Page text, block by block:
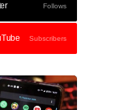
Follows
Subscribers